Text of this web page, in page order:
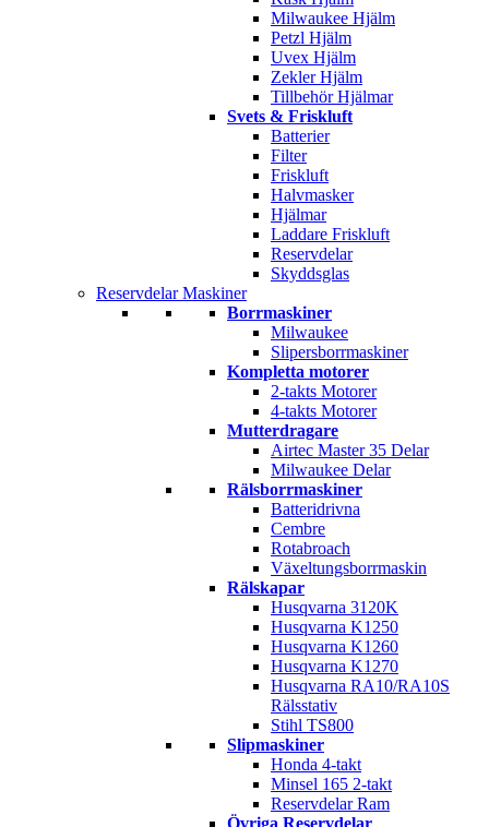
Milwaukee Hjälm
Petzl Hjälm
Uvex Hjälm
Zekler Hjälm
Tillbehör Hjälmar
Svets & Friskluft
Batterier
Filter
Friskluft
Halvmasker
Hjälmar
Laddare Friskluft
Reservdelar
Skyddsglas
Reservdelar Maskiner
Borrmaskiner
Milwaukee
Slipersborrmaskiner
Kompletta motorer
2-takts Motorer
4-takts Motorer
Mutterdragare
Airtec Master 35 Delar
Milwaukee Delar
Rälsborrmaskiner
Batteridrivna
Cembre
Rotabroach
Växeltungsborrmaskin
Rälskapar
Husqvarna 3120K
Husqvarna K1250
Husqvarna K1260
Husqvarna K1270
Husqvarna RA10/RA10S
Rälsstativ
Stihl TS800
Slipmaskiner
Honda 4-takt
Minsel 165 2-takt
Reservdelar Ram
Övriga Reservdelar